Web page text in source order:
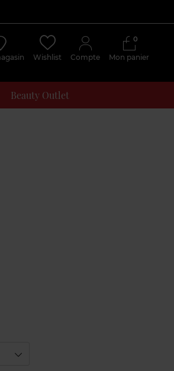
Wishlist Compte Mon panier
0
Beauty Outlet